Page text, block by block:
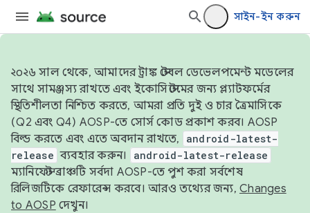
সাইন-ইন করুন
২০২৬ সাল থেকে, আমাদের ট্রাঙ্ক স্টেবল ডেভেলপমেন্ট মডেলের
সাথে সামঞ্জস্য রাখতে এবং ইকোসিস্টেমের জন্য প্ল্যাটফর্মের
স্থিতিশীলতা নিশ্চিত করতে, আমরা প্রতি দুই ও চার ত্রৈমাসিকে
(Q2 এবং Q4) AOSP-তে সোর্স কোড প্রকাশ করব। AOSP
বিল্ড করতে এবং এতে অবদান রাখতে,
android-latest-
release ব্যবহার করুন। android-latest-release
ম্যানিফেস্ট ব্রাঞ্চটি সর্বদা AOSP-তে পুশ করা সর্বশেষ
রিলিজটিকে রেফারেন্স করবে। আরও তথ্যের জন্য, Changes
to AOSP দেখুন।